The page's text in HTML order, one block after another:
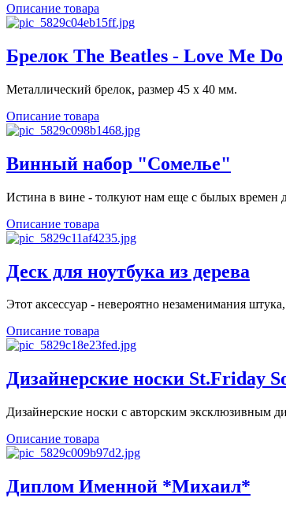
Описание товара
Брелок The Beatles - Love Me Do
Металлический брелок, размер 45 х 40 мм.
Описание товара
Винный набор "Сомелье"
Истина в вине - толкуют нам еще с былых времен
Описание товара
Деск для ноутбука из дерева
Этот аксессуар - невероятно незаменимания
Описание товара
Дизайнерские носки St.Friday
Дизайнерские носки с авторским эксклюзивным
Описание товара
Диплом Именной *Михаил*